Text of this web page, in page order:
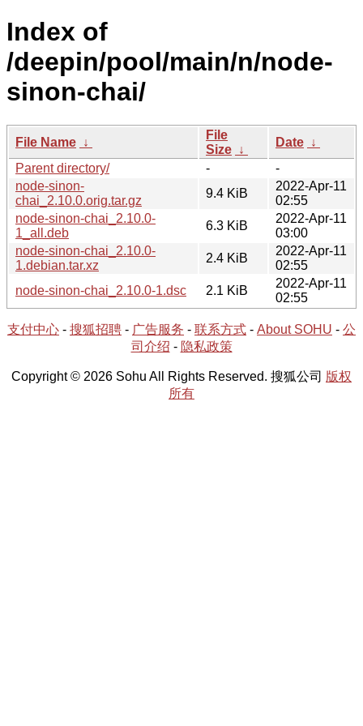
Index of
/deepin/pool/main/n/node-
sinon-chai/
File Name ↓
File
Size ↓
Date ↓
Parent directory/
-
-
node-sinon-
chai_2.10.0.orig.tar.gz
9.4 KiB
2022-Apr-11
02:55
node-sinon-chai_2.10.0-
1_all.deb
6.3 KiB
2022-Apr-11
03:00
node-sinon-chai_2.10.0-
1.debian.tar.xz
2.4 KiB
2022-Apr-11
02:55
node-sinon-chai_2.10.0-1.dsc
2.1 KiB
2022-Apr-11
02:55
支付中心 - 搜狐招聘 - 广告服务 - 联系方式 - About SOHU - 公
司介绍 - 隐私政策
Copyright © 2026 Sohu All Rights Reserved. 搜狐公司 版权
所有